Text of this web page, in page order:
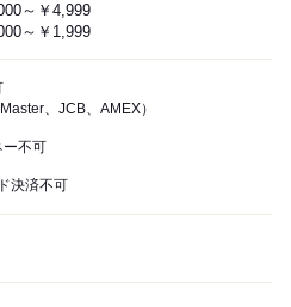
～￥4,999
～￥1,999
Master、JCB、AMEX）
ー不可
決済不可